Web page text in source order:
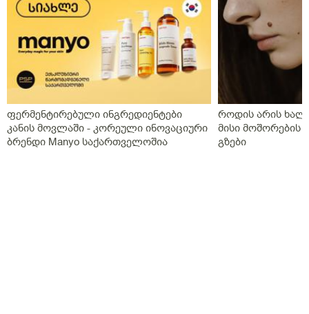
ფერმენტირებული ინგრედიენტები
კანის მოვლაში - კორეული ინოვაციური
ბრენდი Manyo საქართველოშია
როდის არის
მისი მოშორების
გზები